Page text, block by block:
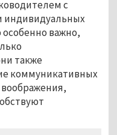
с
индивидуальных
важно,
также
коммуникативных